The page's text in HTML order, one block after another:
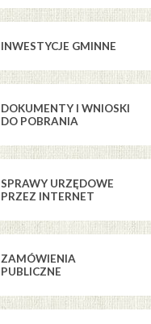
INWESTYCJE GMINNE
DOKUMENTY I WNIOSKI
DO POBRANIA
SPRAWY URZĘDOWE
PRZEZ INTERNET
ZAMÓWIENIA
PUBLICZNE